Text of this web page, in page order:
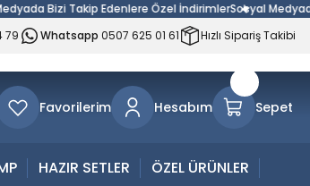
Bizi Takip Edenlere Özel İndirimlerSosyal Medyada
79 Whatsapp 0507 625 01 61 Hızlı Sipariş Takibi
Favorilerim Hesabım Sepet
HAZIR SETLER ÖZEL ÜRÜNLER